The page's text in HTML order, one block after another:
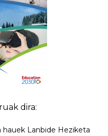
dira:
hauek Lanbide Heziketa